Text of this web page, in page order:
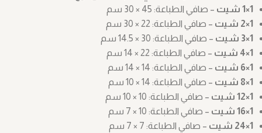
1×1 شيت
– صافي الطباعة: ‎30 × 45 سم
1×2 شيت
– صافي الطباعة: ‎30 × 22 سم
1×3 شيت
– صافي الطباعة: ‎14.5 × 30 سم
1×4 شيت
– صافي الطباعة: ‎14 × 22 سم
1×6 شيت
– صافي الطباعة: ‎14 × 14 سم
1×8 شيت
– صافي الطباعة: ‎10 × 14 سم
1×12 شيت
– صافي الطباعة: ‎10 × 10 سم
1×16 شيت
– صافي الطباعة: ‎7 × 10 سم
1×24 شيت
– صافي الطباعة: ‎7 × 7 سم